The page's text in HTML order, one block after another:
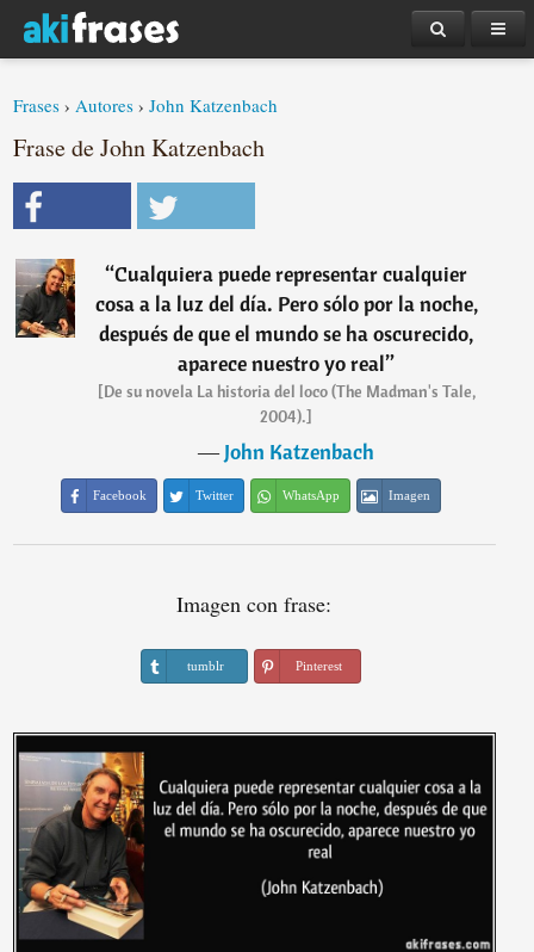
Frases ›Autores ›John Katzenbach
Frase de John Katzenbach
“Cualquiera puede representar cualquier
cosa a la luz del día. Pero sólo por la noche,
después de que el mundo se ha oscurecido,
aparece nuestro yo real”
[De su novela La historia del loco (The Madman's Tale,
2004).]
―John Katzenbach
Facebook Twitter WhatsApp Imagen
Imagen con frase:
tumblr Pinterest